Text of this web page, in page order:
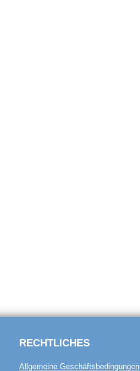
RECHTLICHES
Allgemeine Geschäftsbedingungen